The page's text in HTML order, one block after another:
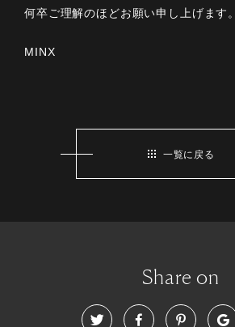
何卒ご理解のほどお願い申し上げます。
MINX
一覧に戻る
Share on